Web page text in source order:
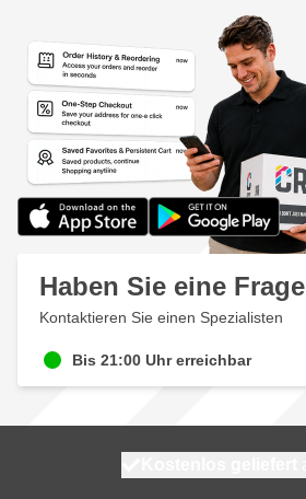
Haben Sie eine Frage
Kontaktieren Sie einen Spezialisten
Bis 21:00 Uhr erreichbar